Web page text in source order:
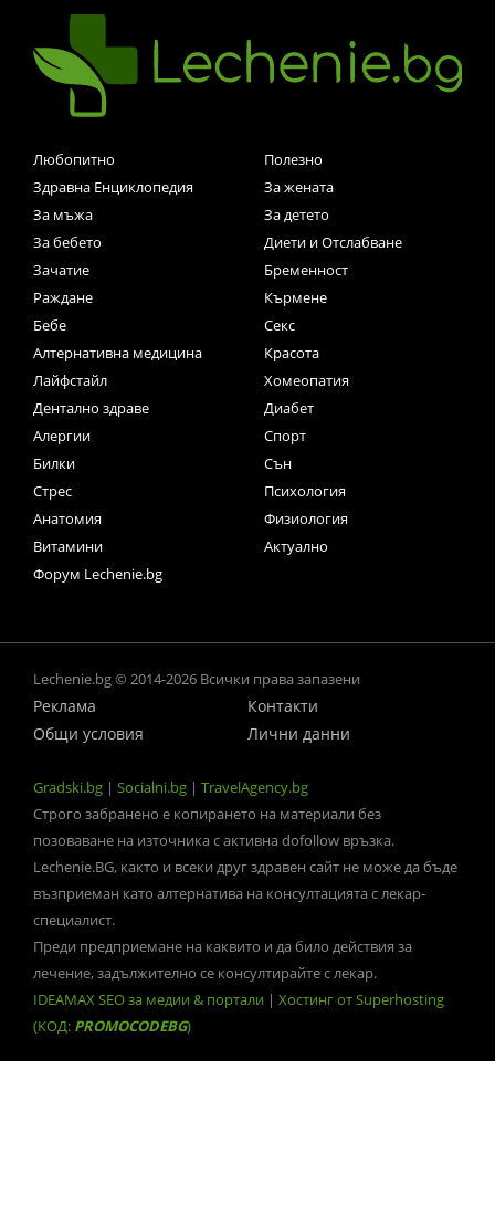
Любопитно
Полезно
Здравна Енциклопедия
За жената
За мъжа
За детето
За бебето
Диети и Отслабване
Зачатие
Бременност
Раждане
Кърмене
Бебе
Секс
Алтернативна медицина
Красота
Лайфстайл
Хомеопатия
Дентално здраве
Диабет
Алергии
Спорт
Билки
Сън
Стрес
Психология
Анатомия
Физиология
Витамини
Актуално
Форум Lechenie.bg
Lechenie.bg © 2014-2026 Всички права запазени
Реклама
Контакти
Общи условия
Лични данни
Gradski.bg | Socialni.bg | TravelAgency.bg
Строго забранено е копирането на материали без
позоваване на източника с активна dofollow връзка.
Lechenie.BG, както и всеки друг здравен сайт не може да бъде
възприеман като алтернатива на консултацията с лекар-
специалист.
Преди предприемане на каквито и да било действия за
лечение, задължително се консултирайте с лекар.
IDEAMAX SEO за медии & портали | Хостинг от Superhosting
(КОД: PROMOCODEBG)